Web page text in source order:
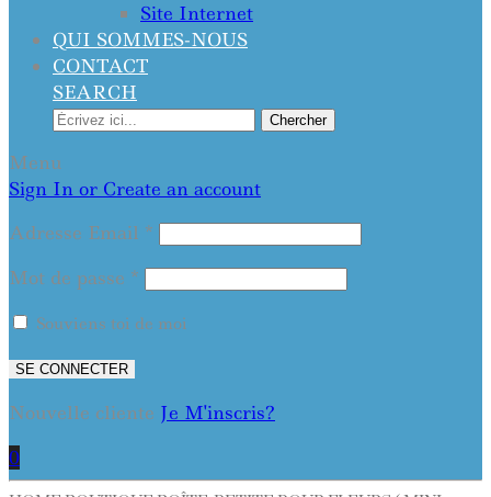
Site Internet
QUI SOMMES-NOUS
CONTACT
SEARCH
Chercher
Menu
Sign In or Create an account
Adresse Email *
Mot de passe *
Souviens toi de moi
SE CONNECTER
Nouvelle cliente Je M'inscris?
0